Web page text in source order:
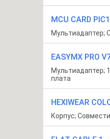
MCU CARD
Мультиадаптер;
EASYMX PRO
Мультиадаптер;
плата
HEXIWEAR
Корпус;